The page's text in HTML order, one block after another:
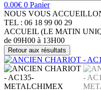
0.00€ 0 Panier
NOUS VOUS
TEL : 06 18 99 00 29
ACCUEIL (LE MATIN
de 09H00 à 13H00
Retour aux résultats